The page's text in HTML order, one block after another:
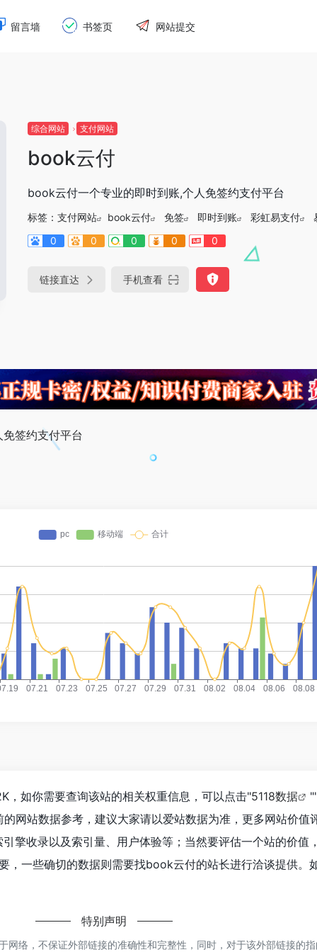
留言墙 书签页 网站提交
综合网站 支付网站
book云付
book云付一个专业的即时到账,个人免签约支付平台
标签： 支付网站 book云付 免签 即时到账 彩虹易支付
0
0 0 0 0
链接直达 手机查看
签约支付平台
，如你需要查询该站的相关权重信息，可以点击"5118数据
的网站数据参考，建议大家请以爱站数据为准，更多网站价值
擎收录以及索引量、用户体验等；当然要评估一个站的价值
，一些确切的数据则需要找book云付的站长进行洽谈提供。
特别声明
网络，不保证外部链接的准确性和完整性，同时，对于该外部链接的